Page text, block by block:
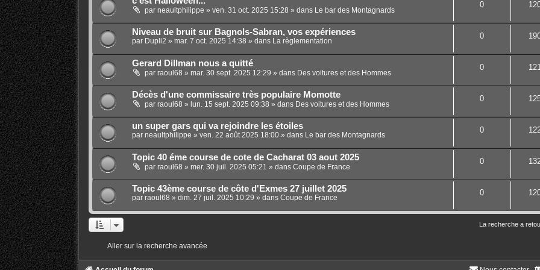
par neaultphilippe » ven. 31 oct. 2025 15:28 » dans Le bar des Montagnards
0
Niveau de bruit sur Bagnols-Sabran, vos expériences
par Dupli2 » mar. 7 oct. 2025 14:38 » dans La règlementation
0
Gerard Dillman nous a quitté
par raoul68 » mar. 30 sept. 2025 12:29 » dans Des voitures et des Hommes
0
Décès d'une commissaire très populaire Momotte
par raoul68 » lun. 15 sept. 2025 09:38 » dans Des voitures et des Hommes
0
un super gars qui va rejoindre les étoiles
par neaultphilippe » ven. 22 août 2025 18:00» dans Le bar des Montagnards
0
Topic 40 éme course de cote de Cacharat 03 aout 2025
par raoul68 » mer. 30 juil. 2025 05:21 » dans Coupe de France
0
Topic 43ème course de côte d'Exmes 27 juillet 2025
par raoul68 » dim. 27 juil. 2025 10:29 » dans Coupe de France
0
La recherche a
Aller sur la recherche avancée